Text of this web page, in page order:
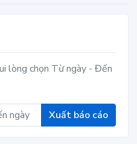
lòng chọn Từ ngày - Đến
Xuất báo cáo